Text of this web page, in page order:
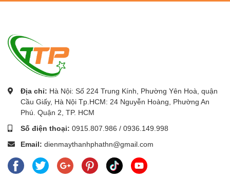
Địa chỉ: Hà Nội: Số 224 Trung Kính, Phường Yên Hoà, quận
Cầu Giấy, Hà Nội Tp.HCM: 24 Nguyễn Hoàng, Phường An
Phú. Quận 2, TP. HCM
Số điện thoại: 0915.807.986 / 0936.149.998
Email: dienmaythanhphathn@gmail.com